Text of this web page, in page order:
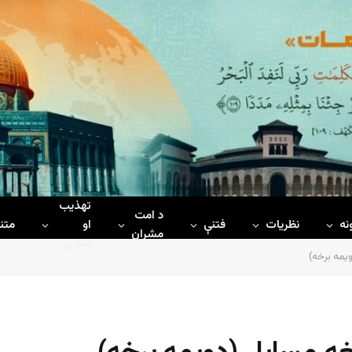
نظریات فتنې
د امت
مشران
تهذیب
او
تمدن
برخه)